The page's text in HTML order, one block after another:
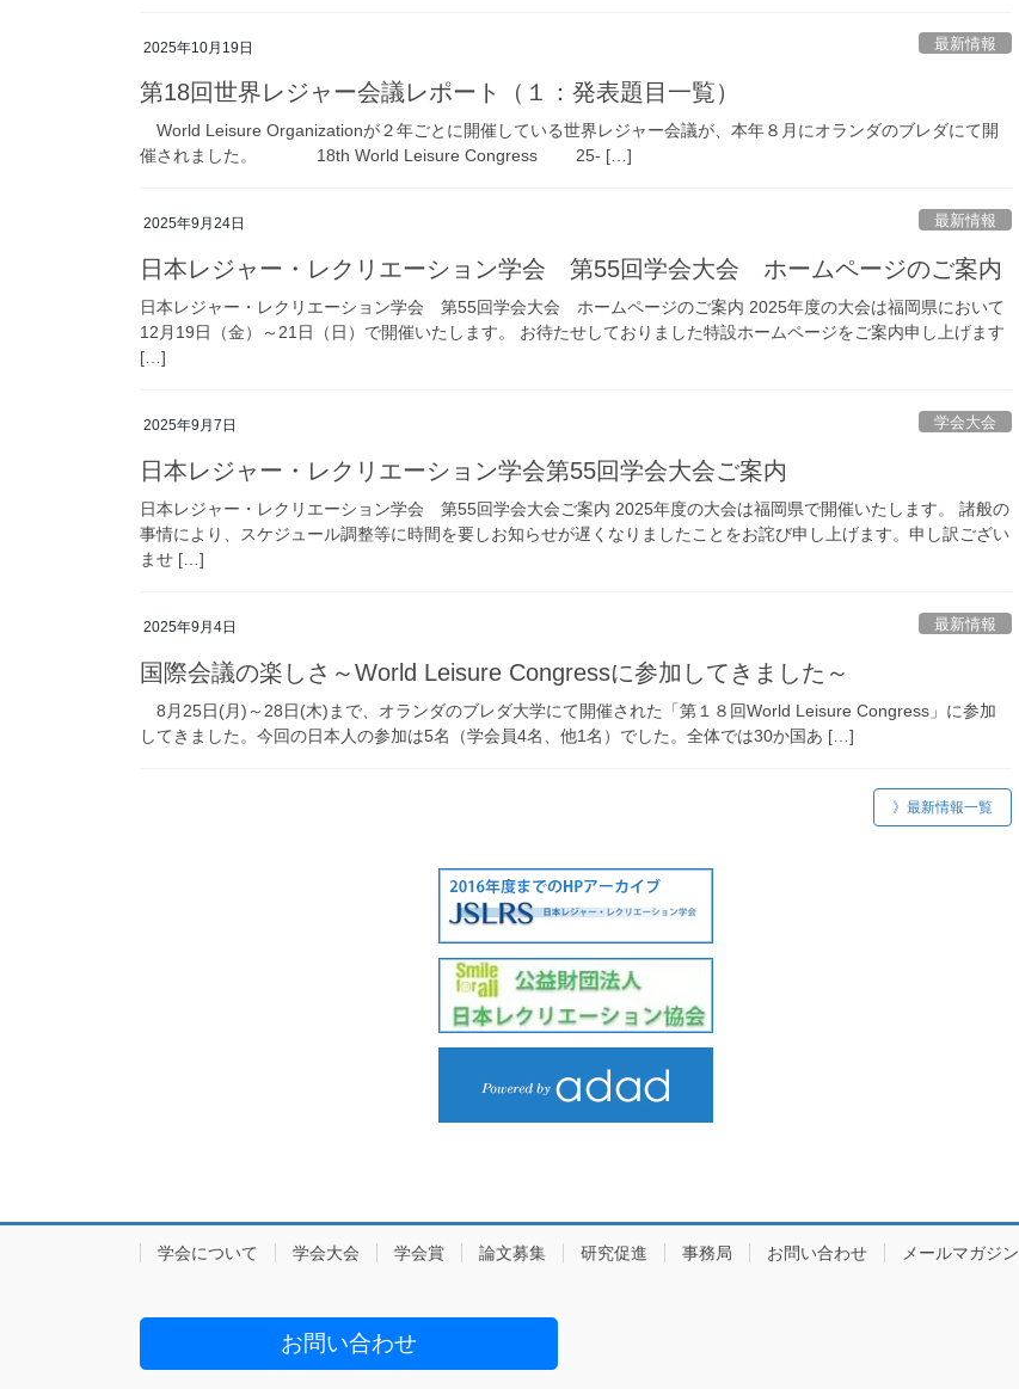
2025年10月19日 最新情報
第18回世界レジャー会議レポート（１：発表題目一覧）
World Leisure Organizationが２年ごとに開催している世界レジャー会議が、本年８月にオランダのブレダにて開
催されました。 18th World Leisure Congress 25- […]
2025年9月24日 最新情報
日本レジャー・レクリエーション学会 第55回学会大会 ホームページのご案内
日本レジャー・レクリエーション学会 第55回学会大会 ホームページのご案内 2025年度の大会は福岡県において
12月19日（金）～21日（日）で開催いたします。 お待たせしておりました特設ホームページをご案内申し上げます
[…]
2025年9月7日 学会大会
日本レジャー・レクリエーション学会第55回学会大会ご案内
日本レジャー・レクリエーション学会 第55回学会大会ご案内 2025年度の大会は福岡県で開催いたします。 諸般の
事情により、スケジュール調整等に時間を要しお知らせが遅くなりましたことをお詫び申し上げます。申し訳ござい
ませ […]
2025年9月4日 最新情報
国際会議の楽しさ～World Leisure Congressに参加してきました～
8月25日(月)～28日(木)まで、オランダのブレダ大学にて開催された「第１８回World Leisure Congress」に参加
してきました。今回の日本人の参加は5名（学会員4名、他1名）でした。全体では30か国あ […]
》最新情報一覧
学会について 学会大会 学会賞 論文募集 研究促進 事務局 お問い合わせ メールマガジン
お問い合わせ